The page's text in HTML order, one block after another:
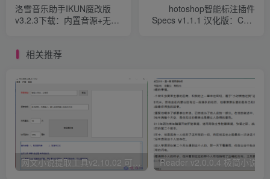
洛雪音乐助手IKUN魔改版
v3.2.3下载：内置音源+无损
hotoshop智能标注插件
Specs v1.1.1 汉化版：CAD
相关推荐
网文小说提取工具v2.10.02 可以自动下载小说 从此不再花钱看小说